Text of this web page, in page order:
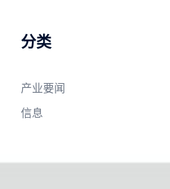
分类
产业要闻
信息